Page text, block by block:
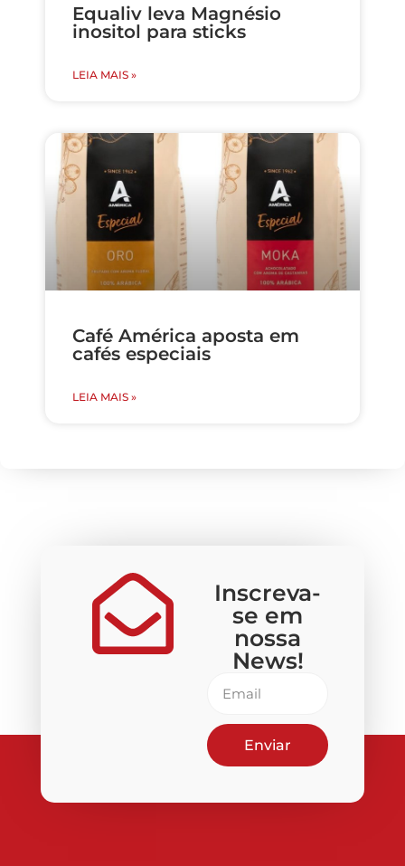
Equaliv leva Magnésio
inositol para sticks
LEIA MAIS »
Café América aposta em
cafés especiais
LEIA MAIS »
Inscreva-
se em
nossa
News!
Enviar